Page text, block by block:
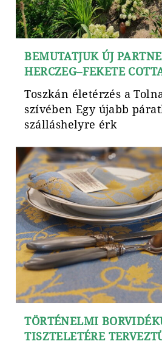
BEMUTATJUK ÚJ
HERCZEG–FEKETE
Toszkán életérzés a
szívében Egy újabb
szálláshelyre érk
TÖRTÉNELMI
TISZTELETÉRE